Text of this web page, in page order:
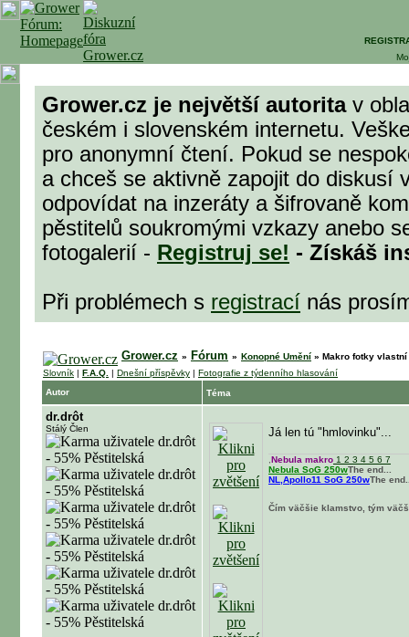
Grower.cz je největší autoritav
českém i slovenském internetu.
pro anonymní čtení. Pokud se
a chceš se aktivně zapojit do diskusí
odpovídat na inzeráty a šifrovaně
pěstitelů soukromými vzkazy anebo
fotogalerií - Registruj se! - Získáš
Při problémech s registrací nás
Grower.cz » Fórum » Konopné Umění » Makro fotky
Slovník | F.A.Q. | Dnešní příspěvky | Fotografie z týdenního hlasování
Autor
Téma
dr.drôt
Stálý Člen Já len tú "hmlovinku"...
Nebula makro 1 2 3 4 5 6 7
Nebula SoG 250wThe end...
NL,Apollo11 SoG 250wThe
Čím väčšie klamstvo, tým